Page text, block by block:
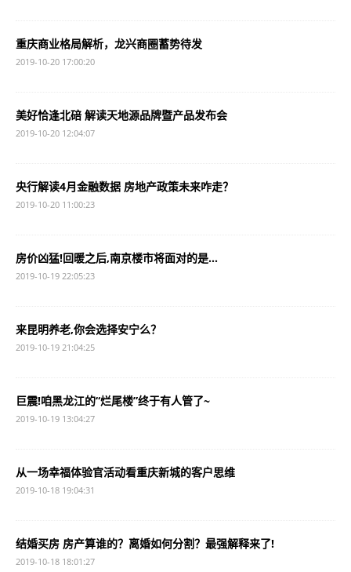
重庆商业格局解析，龙兴商圈蓄势待发
2019-10-20 17:00:20
美好恰逢北碚 解读天地源品牌暨产品发布会
2019-10-20 12:04:07
央行解读4月金融数据 房地产政策未来咋走？
2019-10-20 11:00:23
房价凶猛!回暖之后,南京楼市将面对的是...
2019-10-19 22:05:23
来昆明养老,你会选择安宁么？
2019-10-19 21:04:25
巨震!咱黑龙江的“烂尾楼”终于有人管了~
2019-10-19 13:04:27
从一场幸福体验官活动看重庆新城的客户思维
2019-10-18 19:04:31
结婚买房 房产算谁的？离婚如何分割？最强解释来了!
2019-10-18 18:01:27